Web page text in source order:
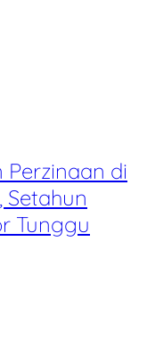
di
Setahun
Tunggu